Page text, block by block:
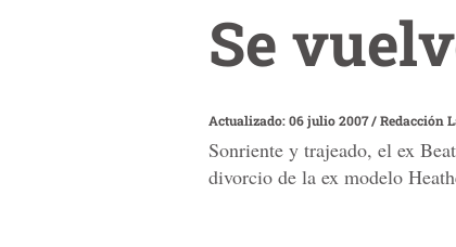
Se
Actualizado: 06 julio 2007/Redacción
Sonriente y trajeado, el ex
divorcio de la ex modelo